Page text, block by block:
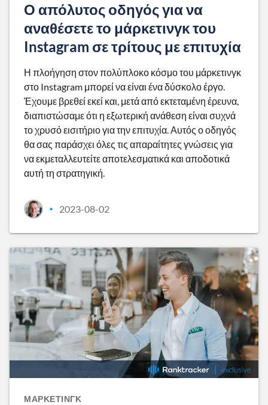
Ο απόλυτος οδηγός για να
αναθέσετε το μάρκετινγκ του
Instagram σε τρίτους με επιτυχία
Η πλοήγηση στον πολύπλοκο κόσμο του μάρκετινγκ
στο Instagram μπορεί να είναι ένα δύσκολο έργο.
Έχουμε βρεθεί εκεί και, μετά από εκτεταμένη έρευνα,
διαπιστώσαμε ότι η εξωτερική ανάθεση είναι συχνά
το χρυσό εισιτήριο για την επιτυχία. Αυτός ο οδηγός
θα σας παράσχει όλες τις απαραίτητες γνώσεις για
να εκμεταλλευτείτε αποτελεσματικά και αποδοτικά
αυτή τη στρατηγική.
• 2023-08-02
ΜΆΡΚΕΤΙΝΓΚ